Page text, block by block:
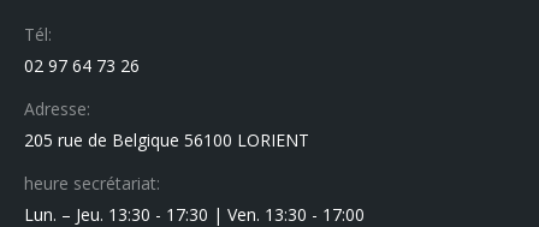
Tél:
02 97 64 73 26
Adresse:
205 rue de Belgique 56100 LORIENT
heure secrétariat:
Lun. – Jeu. 13:30 - 17:30 | Ven. 13:30 - 17:00